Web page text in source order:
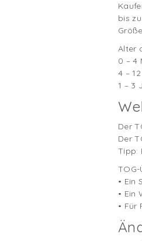
bis
Alter
0 – 4
4 –
1 – 3
Der
Der
Tipp:
• Ein
• Ein
• Für